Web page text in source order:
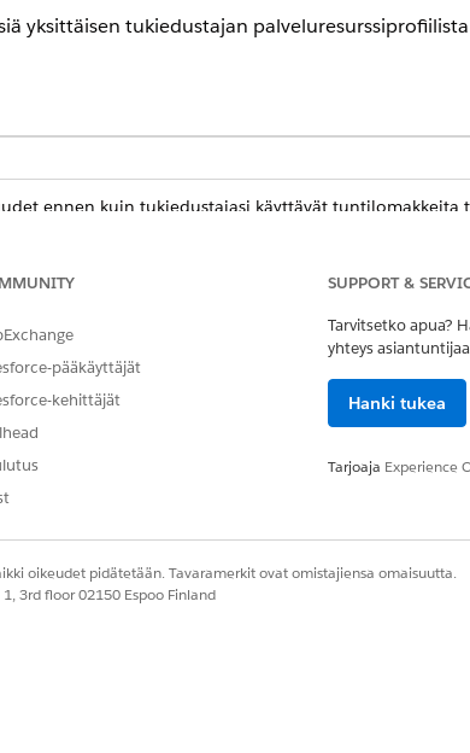
yksittäisen tukiedustajan
ennen kuin tukiedustajasi käyttävät tuntilomakkeita
poissaolojen avulla.
lomapyyntöjä tukiedustajan tai objektityypin
pääkäyttäjät
kehittäjät
SUPPORT &
Tarvitsetko apua?
yhteys
Hanki tukea
Tarjoaja Experience
oikeudet pidätetään. Tavaramerkit ovat omistajiensa omaisuutta.
3rd floor 02150 Espoo Finland